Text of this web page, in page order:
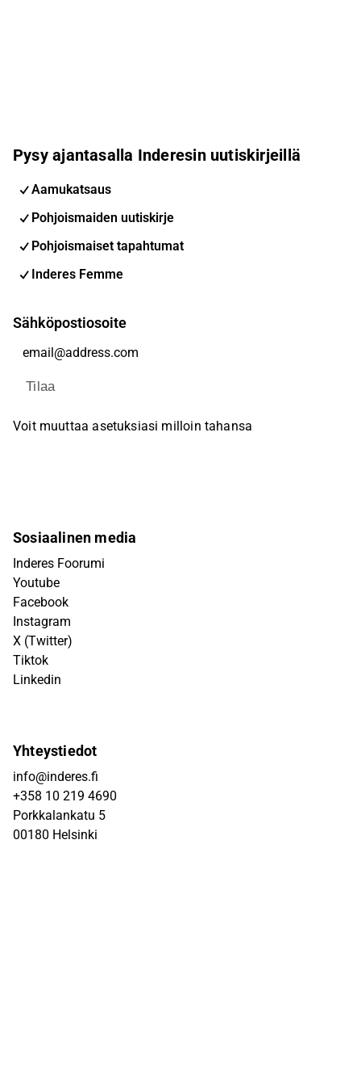
Pysy ajantasalla Inderesin uutiskirjeillä
Aamukatsaus
Pohjoismaiden uutiskirje
Pohjoismaiset tapahtumat
Inderes Femme
Sähköpostiosoite
Tilaa
Voit muuttaa asetuksiasi milloin tahansa
Sosiaalinen media
Inderes Foorumi
Youtube
Facebook
Instagram
X (Twitter)
Tiktok
Linkedin
Yhteystiedot
info@inderes.fi
+358 10 219 4690
Porkkalankatu 5
00180 Helsinki